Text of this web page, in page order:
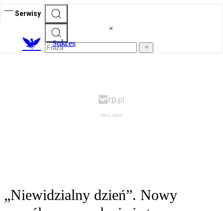
Serwisy
Sukces
„Niewidzialny dzień”. Nowy